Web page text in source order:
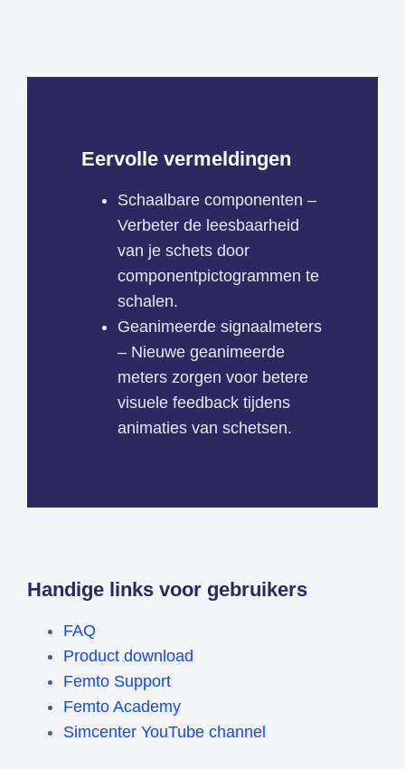
Eervolle vermeldingen
Schaalbare componenten –
Verbeter de leesbaarheid
van je schets door
componentpictogrammen te
schalen.
Geanimeerde signaalmeters
– Nieuwe geanimeerde
meters zorgen voor betere
visuele feedback tijdens
animaties van schetsen.
Handige links voor gebruikers
FAQ
Product download
Femto Support
Femto Academy
Simcenter YouTube channel